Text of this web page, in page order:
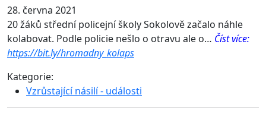
28. června 2021
20 žáků střední policejní školy Sokolově začalo náhle
kolabovat. Podle policie nešlo o otravu ale o… Číst více:
https://bit.ly/hromadny_kolaps
Kategorie:
Vzrůstající násilí - události